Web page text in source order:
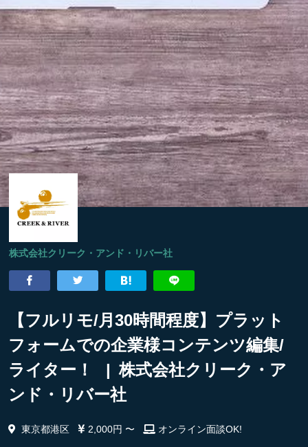
株式会社クリーク・アンド・リバー社
【フルリモ/月30時間程度】プラット
フォームでの企業様コンテンツ編集/
ライター！ | 株式会社クリーク・ア
ンド・リバー社
東京都港区 2,000円 〜 オンライン面談OK!